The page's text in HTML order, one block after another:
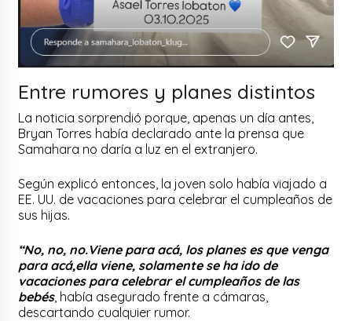
Entre rumores y planes distintos
La noticia sorprendió porque, apenas un día antes,
Bryan Torres había declarado ante la prensa que
Samahara no daría a luz en el extranjero.
Según explicó entonces, la joven solo había viajado a
EE. UU. de vacaciones para celebrar el cumpleaños de
sus hijas.
“No, no, no.Viene para acá, los planes es que venga
para acá,ella viene, solamente se ha ido de
vacaciones para celebrar el cumpleaños de las
bebés, había asegurado frente a cámaras,
descartando cualquier rumor.